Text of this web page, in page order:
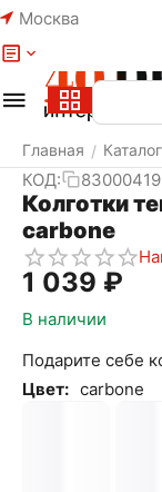
Москва
Главная / Каталог
КОД:
Колготки
carbone
1 039 ₽
В наличии
Подарите себе
Цвет: carbone
Меню